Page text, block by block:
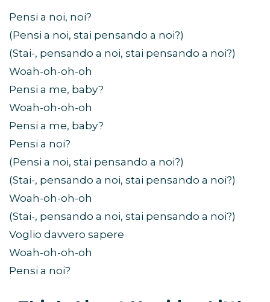
Pensi a noi, noi?
(Pensi a noi, stai pensando a noi?)
(Stai-, pensando a noi, stai pensando a noi?)
Woah-oh-oh-oh
Pensi a me, baby?
Woah-oh-oh-oh
Pensi a me, baby?
Pensi a noi?
(Pensi a noi, stai pensando a noi?)
(Stai-, pensando a noi, stai pensando a noi?)
Woah-oh-oh-oh
(Stai-, pensando a noi, stai pensando a noi?)
Voglio davvero sapere
Woah-oh-oh-oh
Pensi a noi?